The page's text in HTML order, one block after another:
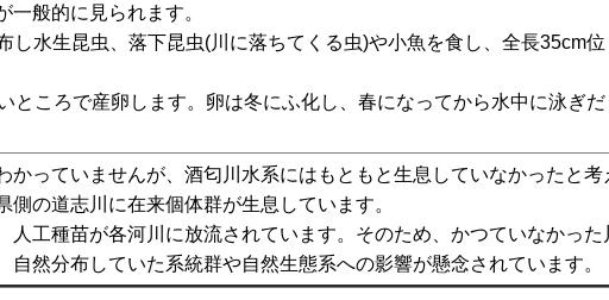
般的に見られます。
し水生昆虫、落下昆虫(川に落ちてくる虫)や小魚を食し、全長35cm位
ところで産卵します。卵は冬にふ化し、春になってから水中に泳ぎだ
っていませんが、酒匂川水系にはもともと生息していなかったと考
の道志川に在来個体群が生息しています。
工種苗が各河川に放流されています。そのため、かつていなかった
然分布していた系統群や自然生態系への影響が懸念されています。